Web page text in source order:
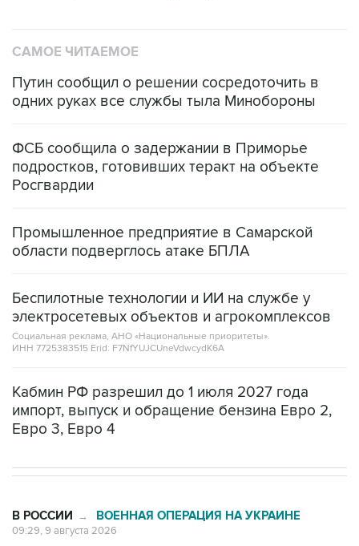
САМОЕ ЧИТАЕМОЕ
Путин сообщил о решении сосредоточить в
одних руках все службы тыла Минобороны
ФСБ сообщила о задержании в Приморье
подростков, готовивших теракт на объекте
Росгвардии
Промышленное предприятие в Самарской
области подверглось атаке БПЛА
Беспилотные технологии и ИИ на службе у
электросетевых объектов и агрокомплексов
Социальная реклама, АНО «Национальные приоритеты».
ИНН 7725383515 Erid: F7NfYUJCUneVdwcydK6A
Кабмин РФ разрешил до 1 июля 2027 года
импорт, выпуск и обращение бензина Евро 2,
Евро 3, Евро 4
В РОССИИ → ВОЕННАЯ ОПЕРАЦИЯ НА УКРАИНЕ
09:29, 9 августа 2026